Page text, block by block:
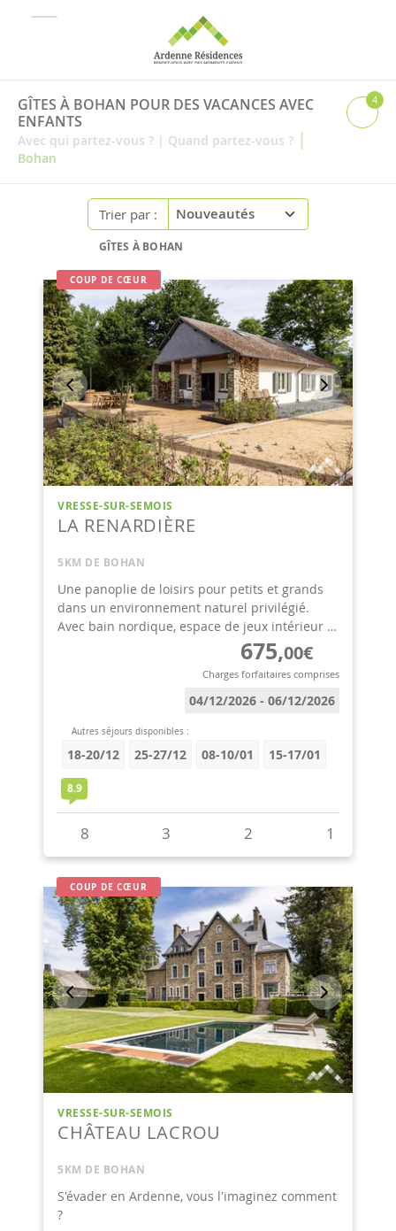
GÎTES À BOHAN POUR DES VACANCES AVEC
ENFANTS
Avec qui partez-vous ? | Quand partez-vous ? |
Bohan
4
Trier par :
GÎTES À BOHAN